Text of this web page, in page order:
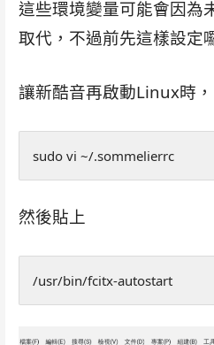
這些環境變量可能會因為
取代，不過前先這樣設定
讓新酷音再啟動Linux時，
sudo vi ~/.sommelierrc
然後貼上
/usr/bin/fcitx-autostart